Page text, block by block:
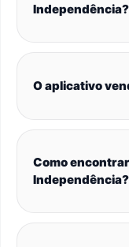
Independência?
O aplicativo
Como
Independência?